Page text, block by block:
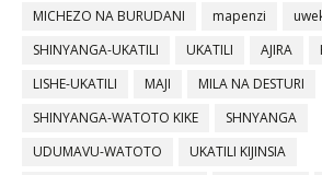
MICHEZO NA BURUDANI
mapenzi
SHINYANGA-UKATILI
UKATILI AJIRA
LISHE-UKATILI
MAJI
MILA NA DESTURI
SHINYANGA-WATOTO KIKE
SHNYANGA
UDUMAVU-WATOTO
UKATILI KIJINSIA